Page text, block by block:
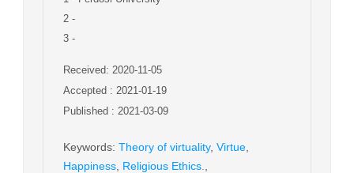
2 -
3 -
Received: 2020-11-05
Accepted : 2021-01-19
Published : 2021-03-09
Keywords: Theory of virtuality, Virtue
Happiness Religious Ethics.